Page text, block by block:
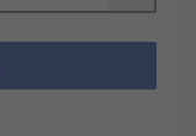
és
Sorkapcsok